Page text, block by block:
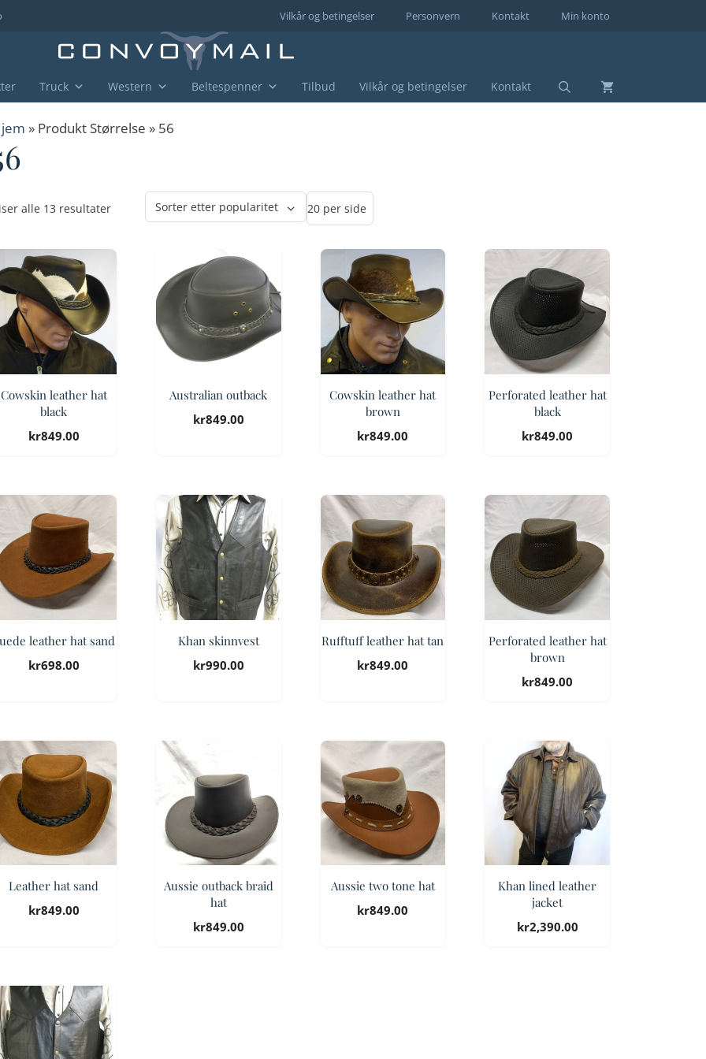
Min konto
Kontakt
Personvern
Vilkår og betingelser
Truck Western Beltespenner Tilbud Vilkår og betingelser Kontakt
» Produkt Størrelse » 56
alle 13 resultaterSortert
Cowskin leather hat
black
kr849.00
Australian outback
kr849.00
Cowskin leather hat
brown
kr849.00
Perforated leather hat
black
kr849.00
leather hat sand
kr698.00
Khan skinnvest
kr990.00
Rufftuff leather hat tan
kr849.00
Perforated leather hat
brown
kr849.00
Leather hat sand
kr849.00
Aussie outback braid
hat
kr849.00
Aussie two tone hat
kr849.00
Khan lined leather
jacket
kr2,390.00